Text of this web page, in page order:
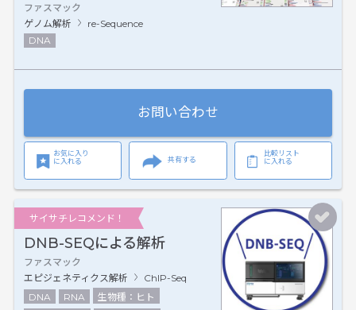
ファスマック
ゲノム解析
re-Sequence
DNA
お問い合わせ
お気に入り
に入れる
共有する
比較リスト
に入れる
サイサチレコメンド！
DNB-SEQによる解析
ファスマック
エピジェネティクス解析
ChIP-Seq
DNA
RNA
生物種：ヒト